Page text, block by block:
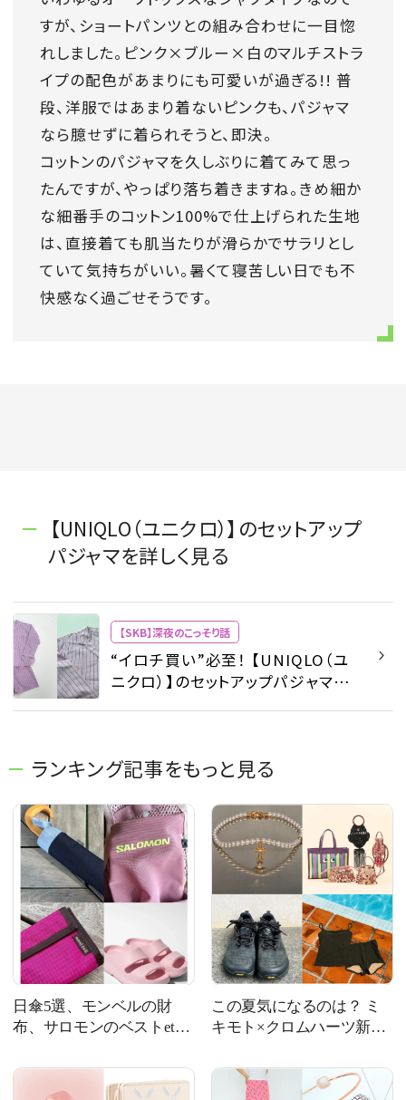
すが、ショートパンツとの組み合わせに一目惚
れしました。ピンク×ブルー×白のマルチストラ
イプの配色があまりにも可愛いが過ぎる!! 普
段、洋服ではあまり着ないピンクも、パジャマ
なら臆せずに着られそうと、即決。
コットンのパジャマを久しぶりに着てみて思っ
たんですが、やっぱり落ち着きますね。きめ細か
な細番手のコットン100%で仕上げられた生地
は、直接着ても肌当たりが滑らかでサラリとし
ていて気持ちがいい。暑くて寝苦しい日でも不
快感なく過ごせそうです。
【UNIQLO（ユニクロ）】のセットアップ
パジャマを詳しく見る
【SKB】深夜のこっそり話
“イロチ買い”必至！ 【UNIQLO（ユ
ニクロ）】のセットアップパジャマが
ランキング記事をもっと見る
日傘5選、モンベルの財
布、サロモンのベストetc.
｜今週の人気記事TOP5
この夏気になるのは？ ミ
キモト×クロムハーツ新作
のバッグが話題 | 今週の人
気記事TOP5